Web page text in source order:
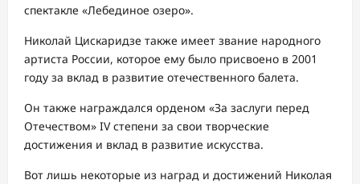
спектакле «Лебединое озеро».
Николай Цискаридзе также имеет звание народного
артиста России, которое ему было присвоено в 2001
году за вклад в развитие отечественного балета.
Он также награждался орденом «За заслуги перед
Отечеством» IV степени за свои творческие
достижения и вклад в развитие искусства.
Вот лишь некоторые из наград и достижений Николая